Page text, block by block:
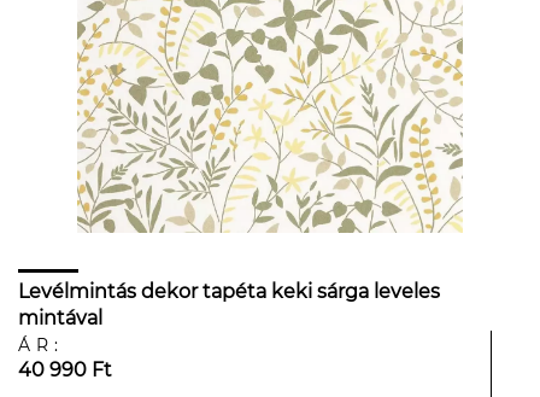
Levélmintás dekor tapéta keki sárga leveles
mintával
ÁR:
40 990 Ft